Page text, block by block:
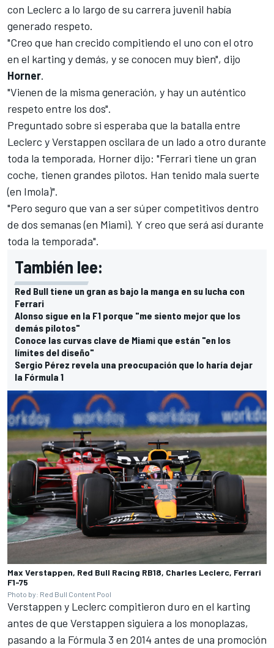
con Leclerc a lo largo de su carrera juvenil había
generado respeto.
"Creo que han crecido compitiendo el uno con el otro
en el karting y demás, y se conocen muy bien", dijo
Horner.
"Vienen de la misma generación, y hay un auténtico
respeto entre los dos".
Preguntado sobre si esperaba que la batalla entre
Leclerc y Verstappen oscilara de un lado a otro durante
toda la temporada, Horner dijo: "Ferrari tiene un gran
coche, tienen grandes pilotos. Han tenido mala suerte
(en Imola)".
"Pero seguro que van a ser súper competitivos dentro
de dos semanas (en Miami). Y creo que será así durante
toda la temporada".
También lee:
Red Bull tiene un gran as bajo la manga en su lucha con
Ferrari
Alonso sigue en la F1 porque "me siento mejor que los
demás pilotos"
Conoce las curvas clave de Miami que están "en los
límites del diseño"
Sergio Pérez revela una preocupación que lo haría dejar
la Fórmula 1
Max Verstappen, Red Bull Racing RB18, Charles Leclerc, Ferrari
F1-75
Photo by: Red Bull Content Pool
Verstappen y Leclerc compitieron duro en el karting
antes de que Verstappen siguiera a los monoplazas,
pasando a la Fórmula 3 en 2014 antes de una promoción